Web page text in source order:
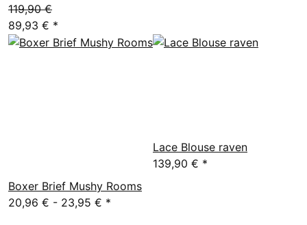
119,90 €
89,93 € *
Boxer Brief Mushy Rooms
20,96 € - 23,95 € *
Lace Blouse raven
139,90 € *